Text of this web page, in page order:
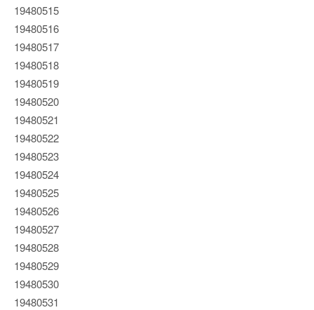
19480515
19480516
19480517
19480518
19480519
19480520
19480521
19480522
19480523
19480524
19480525
19480526
19480527
19480528
19480529
19480530
19480531